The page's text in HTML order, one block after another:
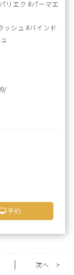
リエク #パーマエ
ッシュ #バインド
予約
>
次へ